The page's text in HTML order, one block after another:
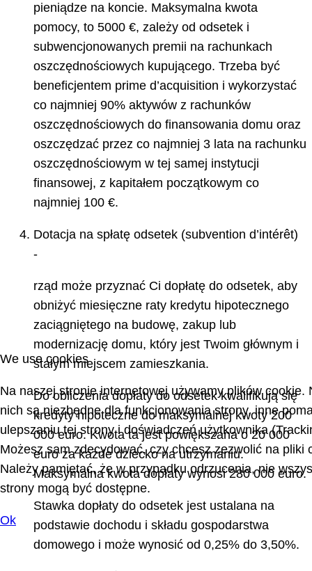
pieniądze na koncie. Maksymalna kwota
pomocy, to 5000 €, zależy od odsetek i
subwencjonowanych premii na rachunkach
oszczędnościowych kupującego. Trzeba być
beneficjentem prime d’acquisition i wykorzystać
co najmniej 90% aktywów z rachunków
oszczędnościowych do finansowania domu oraz
oszczędzać przez co najmniej 3 lata na rachunku
oszczędnościowym w tej samej instytucji
finansowej, z kapitałem początkowym co
najmniej 100 €.
Dotacja na spłatę odsetek (subvention d’intérêt)
-
rząd może przyznać Ci dopłatę do odsetek, aby
obniżyć miesięczne raty kredytu hipotecznego
zaciągniętego na budowę, zakup lub
modernizację domu, który jest Twoim głównym i
stałym miejscem zamieszkania.
Do obliczenia dopłaty do odsetek kwalifikują się
kredyty hipoteczne do maksymalnej kwoty 200
000 euro. Kwota ta jest powiększana o 20 000
euro za każde dziecko na utrzymaniu.
Maksymalna kwota dopłaty wynosi 280 000 euro.
Stawka dopłaty do odsetek jest ustalana na
podstawie dochodu i składu gospodarstwa
domowego i może wynosić od 0,25% do 3,50%.
We use cookies
Na naszej stronie internetowej używamy plików cookie.
nich są niezbędne dla funkcjonowania strony, inne
ulepszaniu tej strony i doświadczeń użytkownika
Możesz sam zdecydować, czy chcesz zezwolić na pliki
Należy pamiętać, że w przypadku odrzucenia, nie
strony mogą być dostępne.
Ok